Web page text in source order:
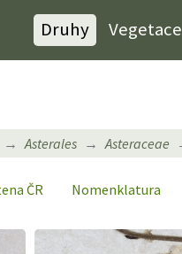
Druhy Vegetace
Asterales Asteraceae
ČR Nomenklatura